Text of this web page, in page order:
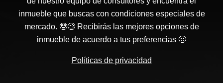
inmueble que buscas con condiciones especiales de
mercado. 🤓🧐 Recibirás las mejores opciones de
inmueble de acuerdo a tus preferencias 🙂
Políticas de privacidad